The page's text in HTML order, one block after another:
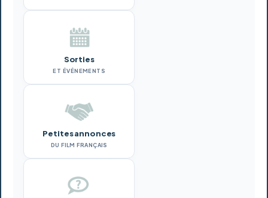
Sorties
ET ÉVÉNEMENTS
Petites annonces
DU FILM FRANÇAIS